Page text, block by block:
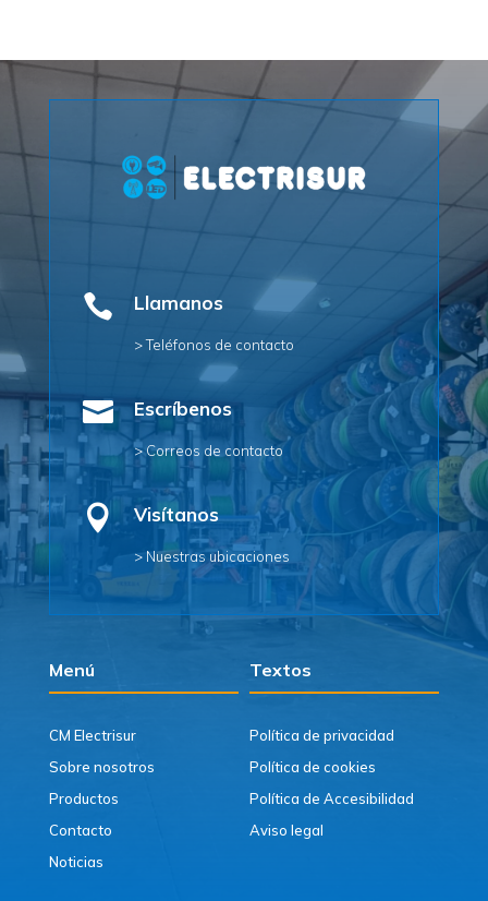
 Llamanos
> Teléfonos de contacto
 Escríbenos
> Correos de contacto
 Visítanos
> Nuestras ubicaciones
Menú Textos
CM Electrisur
Sobre nosotros
Productos
Contacto
Noticias
Política de privacidad
Política de cookies
Política de Accesibilidad
Aviso legal